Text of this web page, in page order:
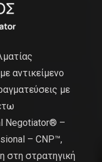
αντικείμενο
με
Negotiator® –
– CNP™,
στη στρατηγική